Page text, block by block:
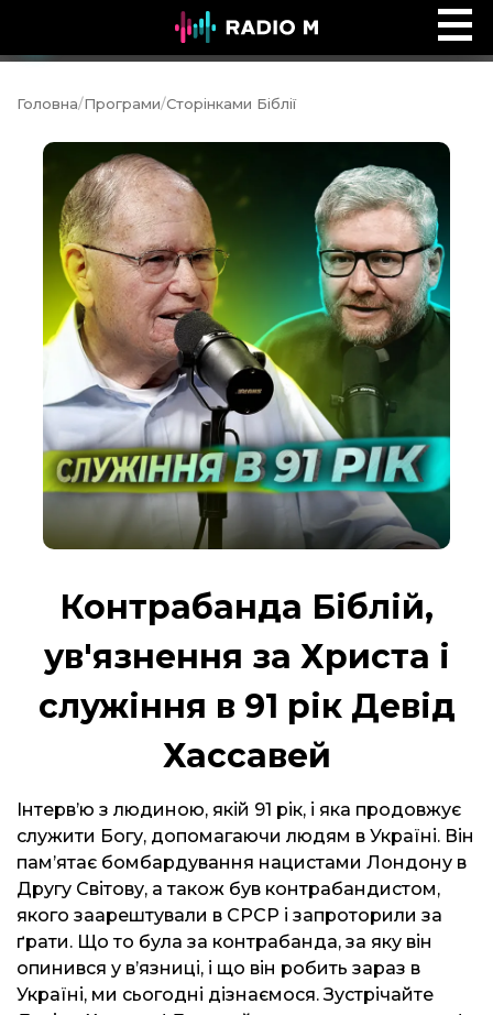
ПОЧУЙ
Головна/Програми/Сторінками Біблії
Контрабанда Біблій,
ув'язнення за Христа і
служіння в 91 рік Девід
Хассавей
Інтерв’ю з людиною, якій 91 рік, і яка продовжує
служити Богу, допомагаючи людям в Україні. Він
пам’ятає бомбардування нацистами Лондону в
Другу Світову, а також був контрабандистом,
якого заарештували в СРСР і запроторили за
ґрати. Що то була за контрабанда, за яку він
опинився у в’язниці, і що він робить зараз в
Україні, ми сьогодні дізнаємося. Зустрічайте